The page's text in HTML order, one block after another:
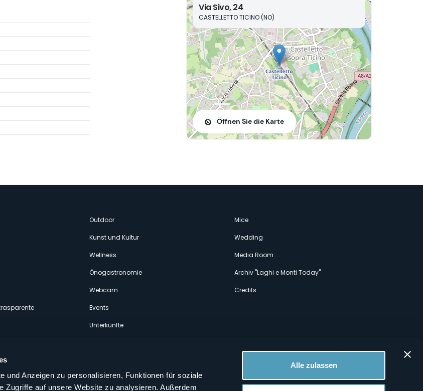
und Anzeigen zu personalisieren, Funktionen für soziale
Zugriffe auf unsere Website zu analysieren. Außerdem
Alle zulassen
Via Sivo, 24
CASTELLETTO TICINO (NO)
Öffnen Sie die Karte
Outdoor
Kunst und Kultur
Wellness
Önogastronomie
Webcam
Events
Unterkünfte
Mice
Wedding
Media Room
Archiv "Laghi e Monti Today"
Credits